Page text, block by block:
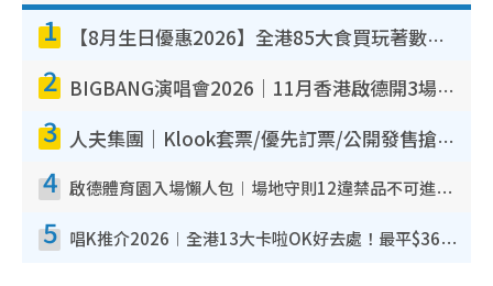
1 【8月生日優惠2026】全港85大食買玩著數攻略 自助餐/火鍋放題同行免費＋誠品/DONKI送現金券
2 BIGBANG演唱會2026｜11月香港啟德開3場！實名制VIP申請、優先購票攻略
3 人夫集團｜Klook套票/優先訂票/公開發售搶飛攻略！附票價.購票連結.場地座位表
4 啟德體育園入場懶人包︱場地守則12違禁品不可進場准帶細水樽但全場禁樽蓋！應援牌有限制！
5 唱K推介2026︱全港13大卡啦OK好去處！最平$36起 日文K都有！(附地址+收費詳情)